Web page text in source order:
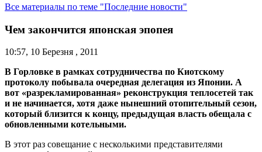
Все материалы по теме "Последние новости"
Чем закончится японская эпопея
10:57, 10 Березня , 2011
В Горловке в рамках сотрудничества по Киотскому
протоколу побывала очередная делегация из Японии. А
вот «разрекламированная» реконструкция теплосетей так
и не начинается, хотя даже нынешний отопительный сезон,
который близится к концу, предыдущая власть обещала с
обновленными котельными.
В этот раз совещание с несколькими представителями